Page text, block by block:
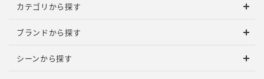
カテゴリから探す
ブランドから探す
シーンから探す